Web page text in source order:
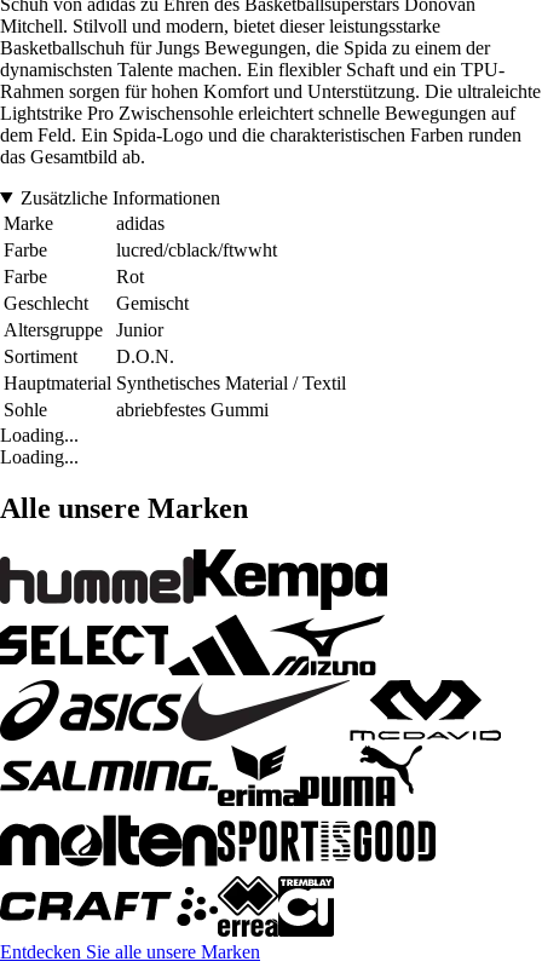
Mitchell. Stilvoll und modern, bietet dieser leistungsstarke
Basketballschuh für Jungs Bewegungen, die Spida zu einem der
dynamischsten Talente machen. Ein flexibler Schaft und ein TPU-
Rahmen sorgen für hohen Komfort und Unterstützung. Die ultraleichte
Lightstrike Pro Zwischensohle erleichtert schnelle Bewegungen auf
dem Feld. Ein Spida-Logo und die charakteristischen Farben runden
das Gesamtbild ab.
Zusätzliche Informationen
Marke
adidas
Farbe
lucred/cblack/ftwwht
Farbe
Rot
Geschlecht
Gemischt
Altersgruppe
Junior
Sortiment
D.O.N.
Hauptmaterial Synthetisches Material / Textil
Sohle
abriebfestes Gummi
Loading...
Loading...
Alle unsere Marken
Entdecken Sie alle unsere Marken